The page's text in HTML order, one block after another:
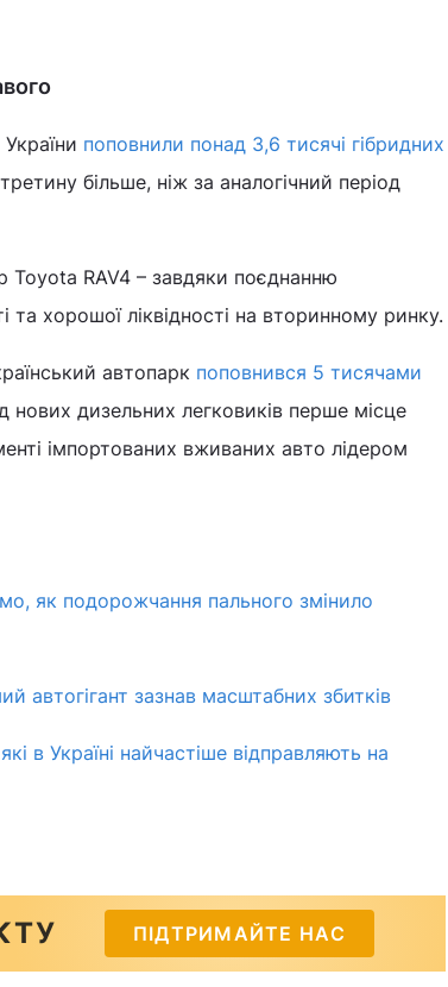
поповнили понад 3,6 тисячі гібридних
більше, ніж за аналогічний період
Toyota RAV4 – завдяки поєднанню
та хорошої ліквідності на вторинному ринку.
автопарк поповнився 5 тисячами
нових дизельних легковиків перше місце
імпортованих вживаних авто лідером
як подорожчання пального змінило
автогігант зазнав масштабних збитків
в Україні найчастіше відправляють на
ПІДТРИМАЙТЕ НАС